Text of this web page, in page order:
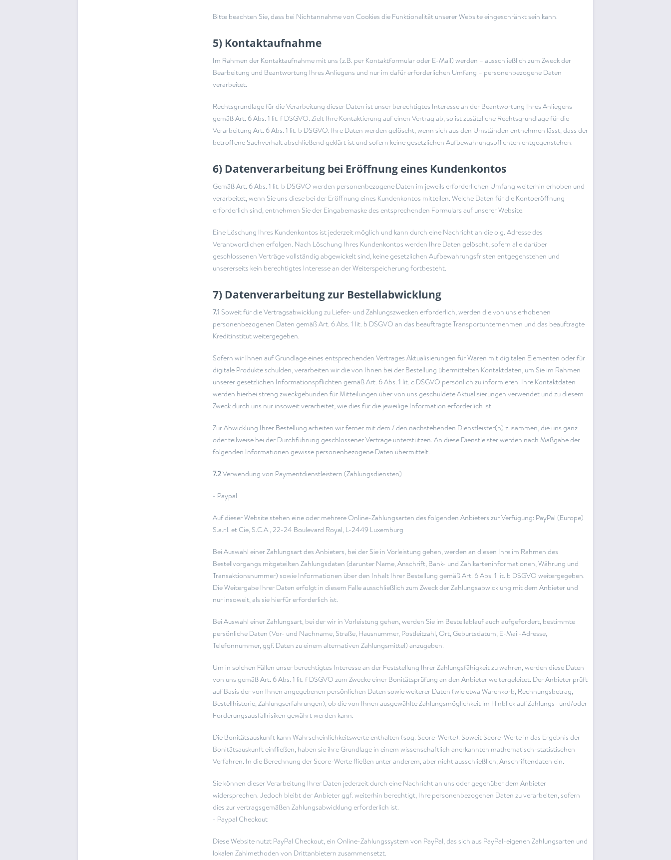
Bitte beachten Sie, dass bei Nichtannahme von Cookies die Funktionalität unserer Website eingeschränkt sein kann.
5) Kontaktaufnahme
Im Rahmen der Kontaktaufnahme mit uns (z.B. per Kontaktformular oder E-Mail) werden – ausschließlich zum Zweck der
Bearbeitung und Beantwortung Ihres Anliegens und nur im dafür erforderlichen Umfang – personenbezogene Daten
verarbeitet.
Rechtsgrundlage für die Verarbeitung dieser Daten ist unser berechtigtes Interesse an der Beantwortung Ihres Anliegens
gemäß Art. 6 Abs. 1 lit. f DSGVO. Zielt Ihre Kontaktierung auf einen Vertrag ab, so ist zusätzliche Rechtsgrundlage für die
Verarbeitung Art. 6 Abs. 1 lit. b DSGVO. Ihre Daten werden gelöscht, wenn sich aus den Umständen entnehmen lässt, dass der
betroffene Sachverhalt abschließend geklärt ist und sofern keine gesetzlichen Aufbewahrungspflichten entgegenstehen.
6) Datenverarbeitung bei Eröffnung eines Kundenkontos
Gemäß Art. 6 Abs. 1 lit. b DSGVO werden personenbezogene Daten im jeweils erforderlichen Umfang weiterhin erhoben und
verarbeitet, wenn Sie uns diese bei der Eröffnung eines Kundenkontos mitteilen. Welche Daten für die Kontoeröffnung
erforderlich sind, entnehmen Sie der Eingabemaske des entsprechenden Formulars auf unserer Website.
Eine Löschung Ihres Kundenkontos ist jederzeit möglich und kann durch eine Nachricht an die o.g. Adresse des
Verantwortlichen erfolgen. Nach Löschung Ihres Kundenkontos werden Ihre Daten gelöscht, sofern alle darüber
geschlossenen Verträge vollständig abgewickelt sind, keine gesetzlichen Aufbewahrungsfristen entgegenstehen und
unsererseits kein berechtigtes Interesse an der Weiterspeicherung fortbesteht.
7) Datenverarbeitung zur Bestellabwicklung
7.1 Soweit für die Vertragsabwicklung zu Liefer- und Zahlungszwecken erforderlich, werden die von uns erhobenen
personenbezogenen Daten gemäß Art. 6 Abs. 1 lit. b DSGVO an das beauftragte Transportunternehmen und das beauftragte
Kreditinstitut weitergegeben.
Sofern wir Ihnen auf Grundlage eines entsprechenden Vertrages Aktualisierungen für Waren mit digitalen Elementen oder für
digitale Produkte schulden, verarbeiten wir die von Ihnen bei der Bestellung übermittelten Kontaktdaten, um Sie im Rahmen
unserer gesetzlichen Informationspflichten gemäß Art. 6 Abs. 1 lit. c DSGVO persönlich zu informieren. Ihre Kontaktdaten
werden hierbei streng zweckgebunden für Mitteilungen über von uns geschuldete Aktualisierungen verwendet und zu diesem
Zweck durch uns nur insoweit verarbeitet, wie dies für die jeweilige Information erforderlich ist.
Zur Abwicklung Ihrer Bestellung arbeiten wir ferner mit dem / den nachstehenden Dienstleister(n) zusammen, die uns ganz
oder teilweise bei der Durchführung geschlossener Verträge unterstützen. An diese Dienstleister werden nach Maßgabe der
folgenden Informationen gewisse personenbezogene Daten übermittelt.
7.2Verwendung von Paymentdienstleistern (Zahlungsdiensten)
- Paypal
Auf dieser Website stehen eine oder mehrere Online-Zahlungsarten des folgenden Anbieters zur Verfügung: PayPal (Europe)
S.a.r.l. et Cie, S.C.A., 22-24 Boulevard Royal, L-2449 Luxemburg
Bei Auswahl einer Zahlungsart des Anbieters, bei der Sie in Vorleistung gehen, werden an diesen Ihre im Rahmen des
Bestellvorgangs mitgeteilten Zahlungsdaten (darunter Name, Anschrift, Bank- und Zahlkarteninformationen, Währung und
Transaktionsnummer) sowie Informationen über den Inhalt Ihrer Bestellung gemäß Art. 6 Abs. 1 lit. b DSGVO weitergegeben.
Die Weitergabe Ihrer Daten erfolgt in diesem Falle ausschließlich zum Zweck der Zahlungsabwicklung mit dem Anbieter und
nur insoweit, als sie hierfür erforderlich ist.
Bei Auswahl einer Zahlungsart, bei der wir in Vorleistung gehen, werden Sie im Bestellablauf auch aufgefordert, bestimmte
persönliche Daten (Vor- und Nachname, Straße, Hausnummer, Postleitzahl, Ort, Geburtsdatum, E-Mail-Adresse,
Telefonnummer, ggf. Daten zu einem alternativen Zahlungsmittel) anzugeben.
Um in solchen Fällen unser berechtigtes Interesse an der Feststellung Ihrer Zahlungsfähigkeit zu wahren, werden diese Daten
von uns gemäß Art. 6 Abs. 1 lit. f DSGVO zum Zwecke einer Bonitätsprüfung an den Anbieter weitergeleitet. Der Anbieter prüft
auf Basis der von Ihnen angegebenen persönlichen Daten sowie weiterer Daten (wie etwa Warenkorb, Rechnungsbetrag,
Bestellhistorie, Zahlungserfahrungen), ob die von Ihnen ausgewählte Zahlungsmöglichkeit im Hinblick auf Zahlungs- und/oder
Forderungsausfallrisiken gewährt werden kann.
Die Bonitätsauskunft kann Wahrscheinlichkeitswerte enthalten (sog. Score-Werte). Soweit Score-Werte in das Ergebnis der
Bonitätsauskunft einfließen, haben sie ihre Grundlage in einem wissenschaftlich anerkannten mathematisch-statistischen
Verfahren. In die Berechnung der Score-Werte fließen unter anderem, aber nicht ausschließlich, Anschriftendaten ein.
Sie können dieser Verarbeitung Ihrer Daten jederzeit durch eine Nachricht an uns oder gegenüber dem Anbieter
widersprechen. Jedoch bleibt der Anbieter ggf. weiterhin berechtigt, Ihre personenbezogenen Daten zu verarbeiten, sofern
dies zur vertragsgemäßen Zahlungsabwicklung erforderlich ist.
- Paypal Checkout
Diese Website nutzt PayPal Checkout, ein Online-Zahlungssystem von PayPal, das sich aus PayPal-eigenen Zahlungsarten und
lokalen Zahlmethoden von Drittanbietern zusammensetzt.